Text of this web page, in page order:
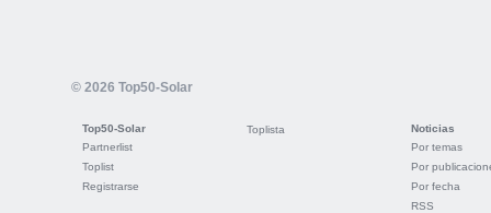
© 2026 Top50-Solar
Top50-Solar
Partnerlist
Toplist
Registrarse
Toplista
Noticias
Por temas
Por
Por fecha
RSS